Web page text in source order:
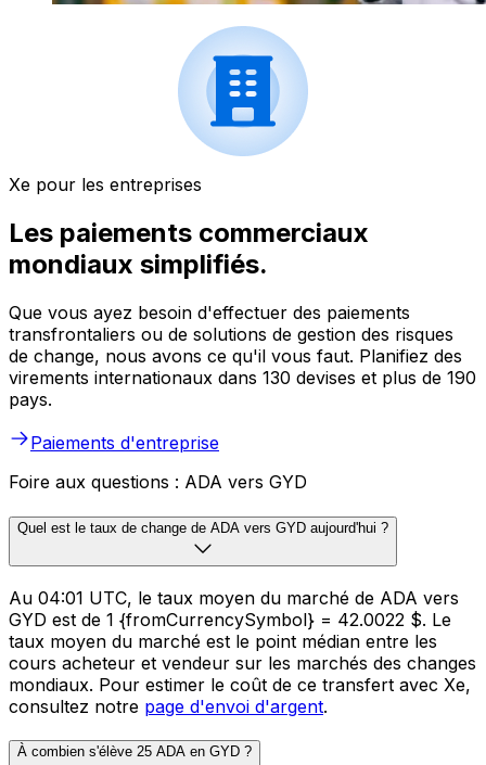
Xe pour les entreprises
Les paiements commerciaux
mondiaux simplifiés.
Que vous ayez besoin d'effectuer des paiements
transfrontaliers ou de solutions de gestion des risques
de change, nous avons ce qu'il vous faut. Planifiez des
virements internationaux dans 130 devises et plus de 190
pays.
Paiements d'entreprise
Foire aux questions : ADA vers GYD
Quel est le taux de change de ADA vers GYD aujourd'hui ?
Au 04:01 UTC, le taux moyen du marché de ADA vers
GYD est de 1 {fromCurrencySymbol} = 42.0022 $. Le
taux moyen du marché est le point médian entre les
cours acheteur et vendeur sur les marchés des changes
mondiaux. Pour estimer le coût de ce transfert avec Xe,
consultez notre page d'envoi d'argent.
À combien s'élève 25 ADA en GYD ?